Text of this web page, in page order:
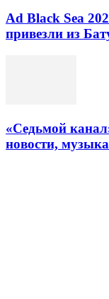
Ad Black Sea
привезли из
«Седьмой
новости,